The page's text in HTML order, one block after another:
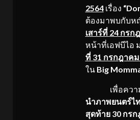
2564 เรื่อง
ต้องมาพบกับห
เสาร์ที่ 24 กรก
หน้าที่เอฟบีไอ
ที่ 31 กรกฎาคม
ใน Big
เพื่อความบั
นำภาพยนตร์ไ
สุดท้าย 30 กรก